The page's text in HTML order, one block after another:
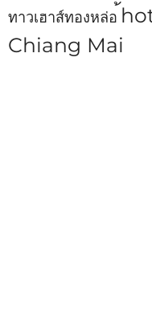
ทาวเฮาส์ทองหล่อ
Chiang Mai